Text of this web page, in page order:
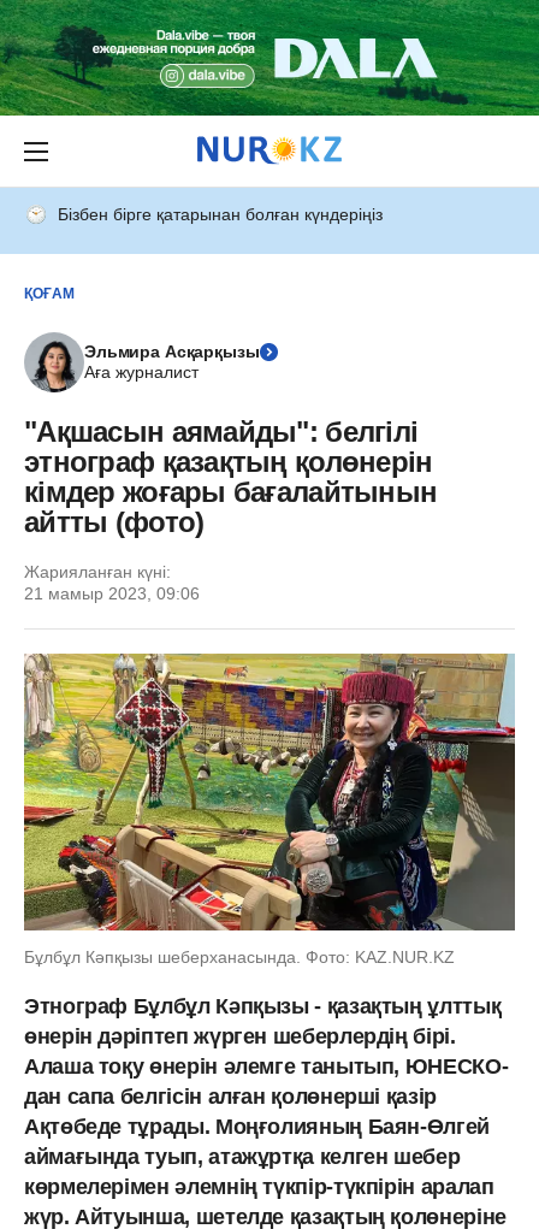
Бізбен бірге қатарынан болған күндеріңіз
ҚОҒАМ
Эльмира Асқарқызы
Аға журналист
"Ақшасын аямайды": белгілі
этнограф қазақтың қолөнерін
кімдер жоғары бағалайтынын
айтты (фото)
Жарияланған күні:
21 мамыр 2023, 09:06
Бұлбұл Кәпқызы шеберханасында. Фото: KAZ.NUR.KZ
Этнограф Бұлбұл Кәпқызы - қазақтың ұлттық
өнерін дәріптеп жүрген шеберлердің бірі.
Алаша тоқу өнерін әлемге танытып, ЮНЕСКО-
дан сапа белгісін алған қолөнерші қазір
Ақтөбеде тұрады. Моңғолияның Баян-Өлгей
аймағында туып, атажұртқа келген шебер
көрмелерімен әлемнің түкпір-түкпірін аралап
жүр. Айтуынша, шетелде қазақтың қолөнеріне